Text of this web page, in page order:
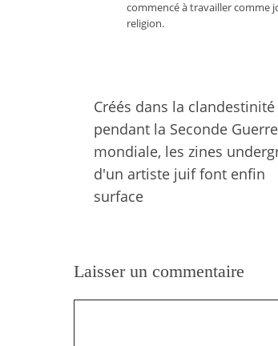
commencé à travailler comme
religion.
Créés dans la clandestinité
pendant la Seconde Guerre
mondiale, les zines
d'un artiste juif font enfin
surface
Laisser un commentaire